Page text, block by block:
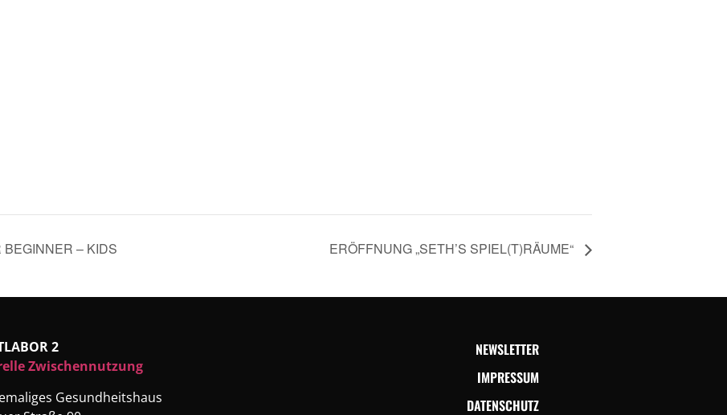
– KIDS ERÖFFNUNG „SETH’S SPIEL(T)RÄUME“
2
Zwischennutzung
Gesundheitshaus
NEWSLETTER
IMPRESSUM
DATENSCHUTZ